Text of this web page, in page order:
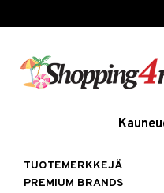
TUOTEMERKKEJÄ
PREMIUM BRANDS